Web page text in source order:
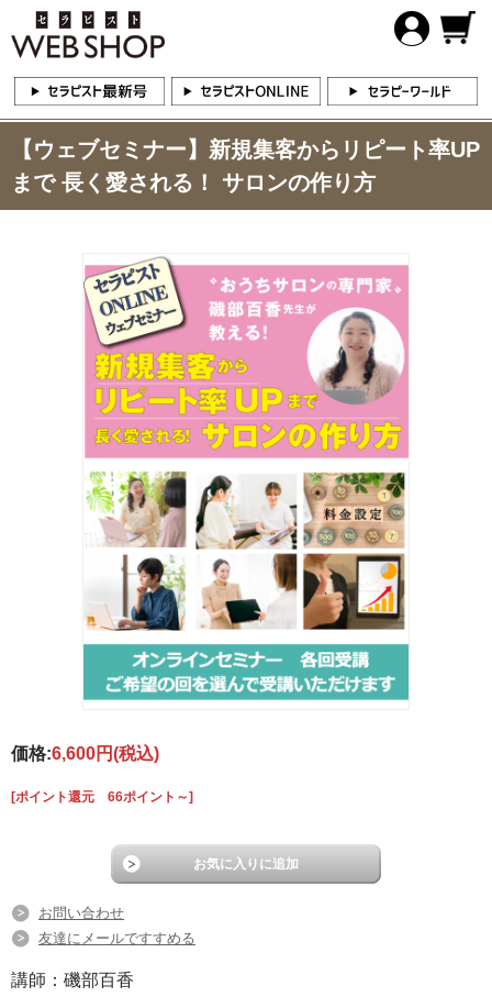
【ウェブセミナー】新規集客からリピート率UP
まで 長く愛される！ サロンの作り方
価格:6,600円(税込)
[ポイント還元 66ポイント～]
お問い合わせ
友達にメールですすめる
講師：磯部百香